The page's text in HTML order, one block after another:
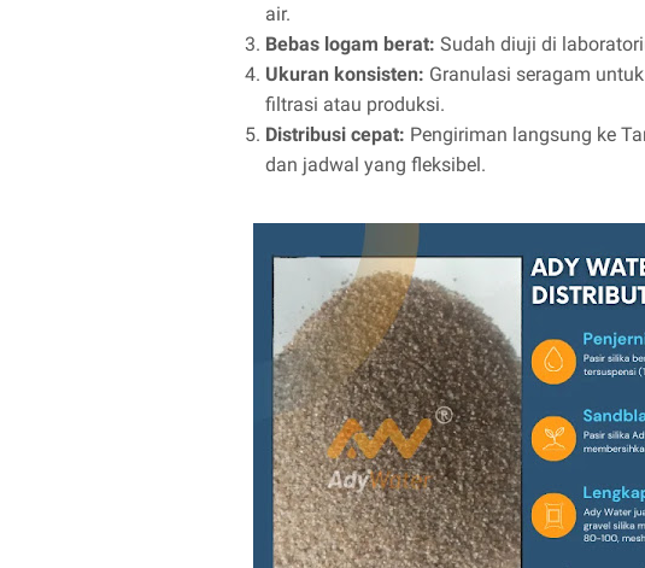
air.
Bebas logam berat: Sudah diuji di
Ukuran konsisten: Granulasi seragam
filtrasi atau produksi.
Distribusi cepat: Pengiriman langsung ke
dan jadwal yang fleksibel.